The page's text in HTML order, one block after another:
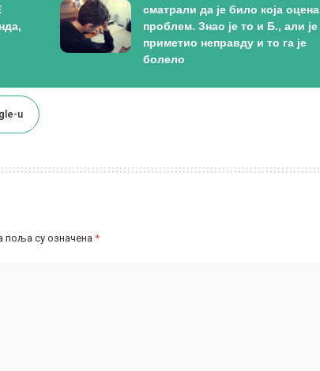
сматрали да је било која оцена
проблем. Знао је то и Б., али је
приметио неправду и то га је
болело
u
поља су означена *